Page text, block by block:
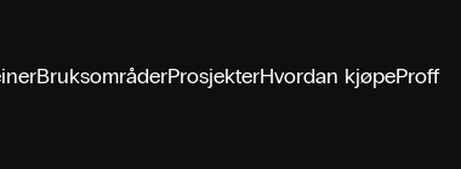
BruksområderProsjekterHvordan kjøpeProff